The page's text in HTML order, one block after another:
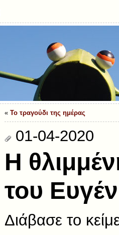
« Το τραγούδι της ημέρας
01-04-2020
Η
του
Διάβασε το